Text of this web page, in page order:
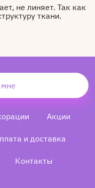
не линяет. Так как
ткани.
Акции
и доставка
Контакты